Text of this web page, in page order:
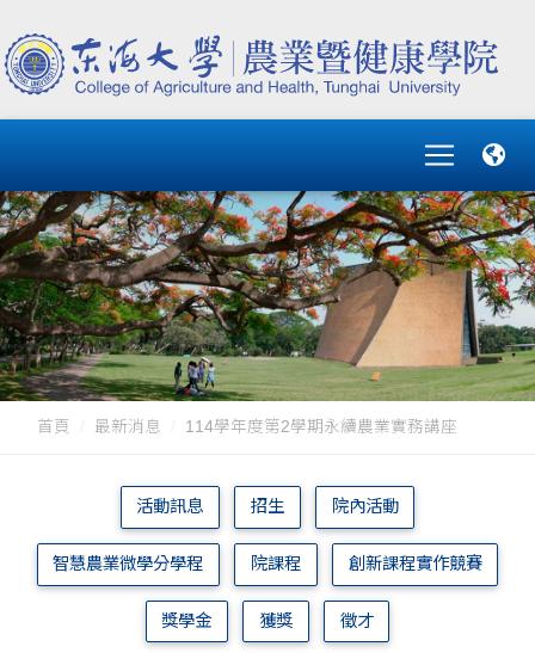
首頁 最新消息 114學年度第2學期永續農業實務講座
活動訊息 招生 院內活動
智慧農業微學分學程 院課程 創新課程實作競賽
獎學金 獲獎 徵才